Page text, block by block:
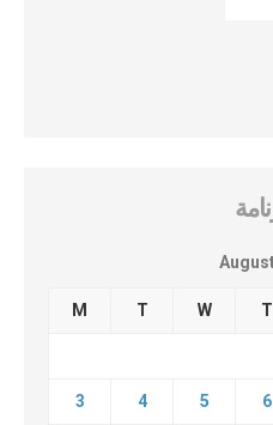
M T W T
3 4 5 6